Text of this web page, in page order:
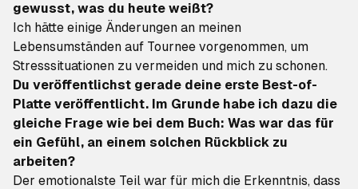
gewusst, was du heute weißt?
Ich hätte einige Änderungen an meinen
Lebensumständen auf Tournee vorgenommen, um
Stresssituationen zu vermeiden und mich zu schonen.
Du veröffentlichst gerade deine erste Best-of-
Platte veröffentlicht. Im Grunde habe ich dazu die
gleiche Frage wie bei dem Buch: Was war das für
ein Gefühl, an einem solchen Rückblick zu
arbeiten?
Der emotionalste Teil war für mich die Erkenntnis, dass